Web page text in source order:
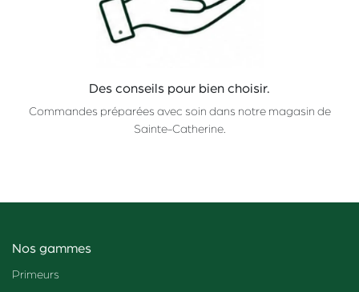
Des conseils pour bien choisir.
Commandes préparées avec soin dans notre magasin de
Sainte-Catherine.
Nos gammes
Primeurs